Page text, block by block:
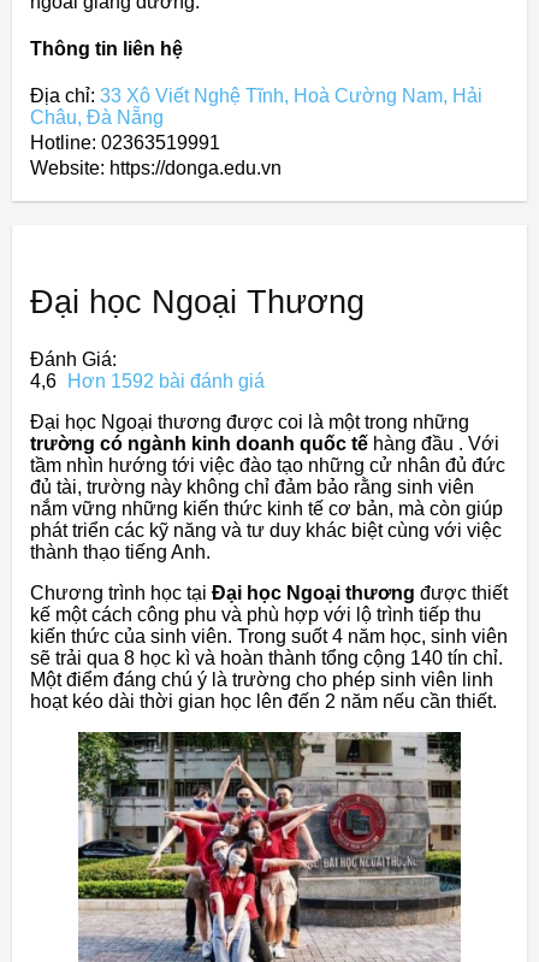
Thông tin liên hệ
Địa chỉ: 33 Xô Viết Nghệ Tĩnh, Hoà Cường Nam, Hải
Châu, Đà Nẵng
Hotline: 02363519991
Website: https://donga.edu.vn
Đại học Ngoại Thương
Đánh Giá:
4,6
Hơn 1592 bài đánh giá
Đại học Ngoại thương được coi là một trong những
trường có ngành kinh doanh quốc tế hàng đầu . Với
tầm nhìn hướng tới việc đào tạo những cử nhân đủ đức
đủ tài, trường này không chỉ đảm bảo rằng sinh viên
nắm vững những kiến thức kinh tế cơ bản, mà còn giúp
phát triển các kỹ năng và tư duy khác biệt cùng với việc
thành thạo tiếng Anh.
Chương trình học tại Đại học Ngoại thương được thiết
kế một cách công phu và phù hợp với lộ trình tiếp thu
kiến thức của sinh viên. Trong suốt 4 năm học, sinh viên
sẽ trải qua 8 học kì và hoàn thành tổng cộng 140 tín chỉ.
Một điểm đáng chú ý là trường cho phép sinh viên linh
hoạt kéo dài thời gian học lên đến 2 năm nếu cần thiết.